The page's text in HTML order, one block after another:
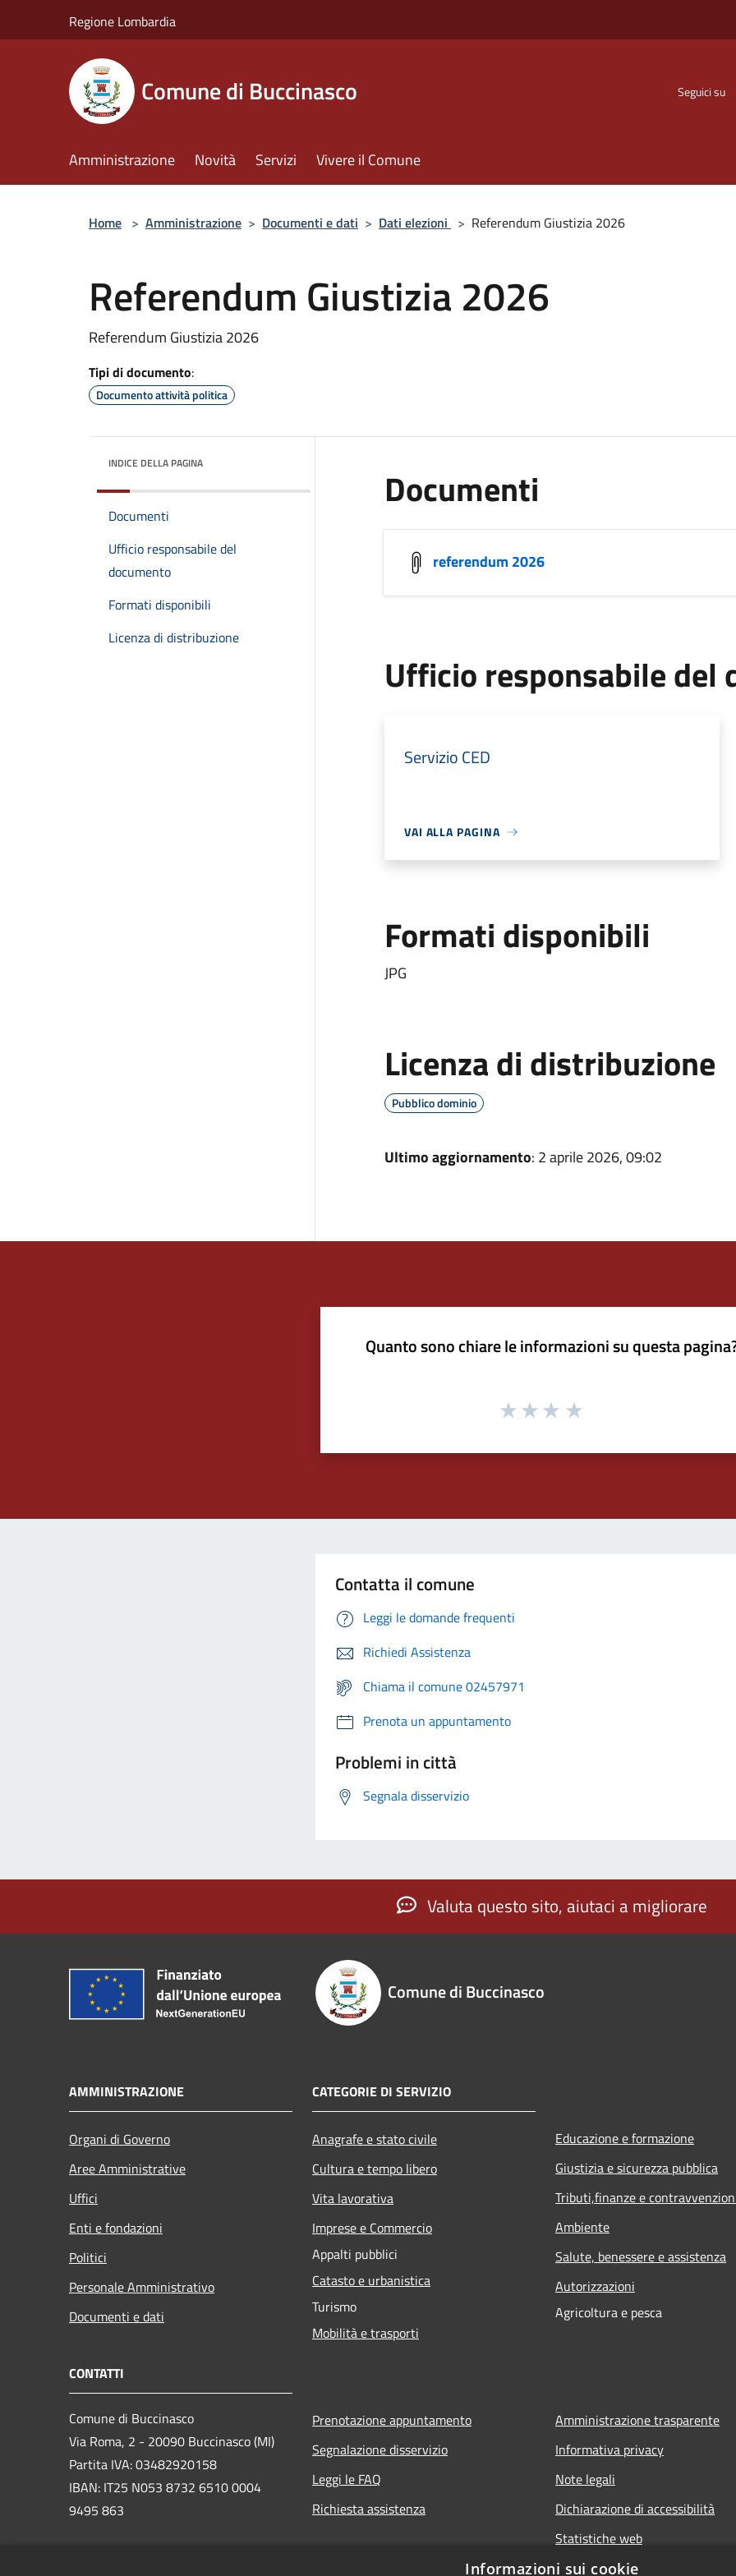
Regione Lombardia
Comune di Buccinasco Seguici su
Amministrazione Novità Servizi Vivere il Comune
Home > Amministrazione > Documenti e dati > Dati elezioni > Referendum Giustizia 2026
Referendum Giustizia 2026
Referendum Giustizia 2026
Tipi di documento:
Documento attività politica
INDICE DELLA PAGINA
Documenti
Ufficio responsabile del
documento
Formati disponibili
Licenza di distribuzione
Documenti
referendum 2026
Ufficio responsabile del
Servizio CED
VAI ALLA PAGINA
Formati disponibili
JPG
Licenza di distribuzione
Pubblico dominio
Ultimo aggiornamento: 2 aprile 2026, 09:02
Quanto sono chiare le informazioni su questa
Contatta il comune
Leggi le domande frequenti
Richiedi Assistenza
Chiama il comune 02457971
Prenota un appuntamento
Problemi in città
Segnala disservizio
Valuta questo sito, aiutaci a migliorare
Comune di Buccinasco
AMMINISTRAZIONE
Organi di Governo
Aree Amministrative
Uffici
Enti e fondazioni
Politici
Personale Amministrativo
Documenti e dati
CATEGORIE DI SERVIZIO
Anagrafe e stato civile
Cultura e tempo libero
Vita lavorativa
Imprese e Commercio
Appalti pubblici
Catasto e urbanistica
Turismo
Mobilità e trasporti
Educazione e formazione
Giustizia e sicurezza pubblica
Tributi,finanze e
Ambiente
Salute, benessere e assistenza
Autorizzazioni
Agricoltura e pesca
CONTATTI
Comune di Buccinasco
Via Roma, 2 - 20090 Buccinasco (MI)
Partita IVA: 03482920158
IBAN: IT25 N053 8732 6510 0004
9495 863
Prenotazione appuntamento
Segnalazione disservizio
Leggi le FAQ
Richiesta assistenza
Amministrazione trasparente
Informativa privacy
Note legali
Dichiarazione di accessibilità
Statistiche web
Informazioni sui cookie